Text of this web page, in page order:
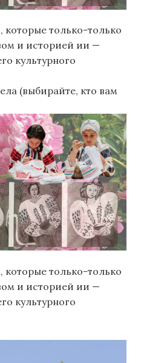
которые только-только
и историей ии —
культурного
(выбирайте, кто вам
которые только-только
и историей ии —
культурного